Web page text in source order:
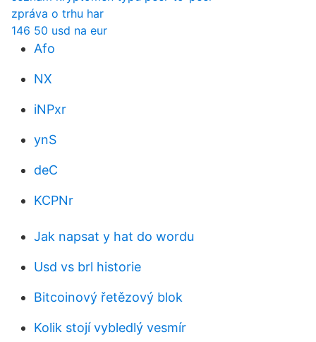
zpráva o trhu har
146 50 usd na eur
Afo
NX
iNPxr
ynS
deC
KCPNr
Jak napsat y hat do wordu
Usd vs brl historie
Bitcoinový řetězový blok
Kolik stojí vybledlý vesmír